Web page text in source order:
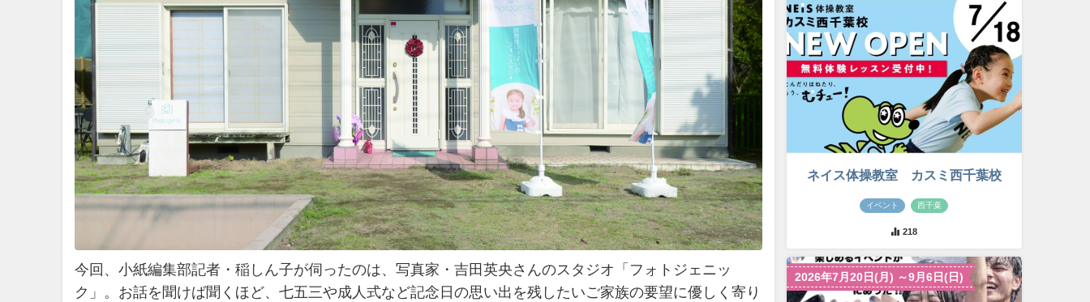
今回、小紙編集部記者・稲しん子が伺ったのは、写真家・吉田英央さんのスタジオ「フォトジェニッ
ク」。お話を聞けば聞くほど、七五三や成人式など記念日の思い出を残したいご家族の要望に優しく寄り
ネイス体操教室 カスミ西千葉校
イベント 西千葉
218
2026年7月20日(月) ～9月6日(日)